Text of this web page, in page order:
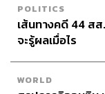
ทั้งหมดนั้น ดูแล้วก็
อย่างอื่นที่จะเกิด
หุ้นและตลาดหุ้นไ
เฉพาะในหุ้นที่มีรา
คิดคำนวณหรือปร
POLITICS
เส้นทางคดี 44 ส
จะรู้ผลเมื่อไร
WORLD